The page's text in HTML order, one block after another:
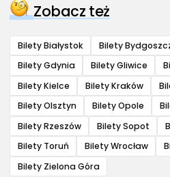
Zobacz też
Bilety Białystok Bilety
Bilety Gdynia
Bilety Gliwice
Bilety Kielce
Bilety Kraków
Bilety Olsztyn
Bilety Opole
Bilety Rzeszów
Bilety Sopot
Bilety Toruń
Bilety Wrocław
Bilety Zielona Góra